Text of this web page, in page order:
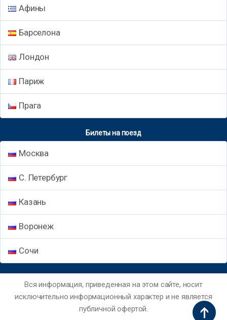
Афины
Барселона
Лондон
Париж
Прага
Билеты на поезд
Москва
С. Петербург
Казань
Воронеж
Сочи
Вся информация, приведенная на этом сайте, носит
исключительно информационный характер и не является
публичной офертой.